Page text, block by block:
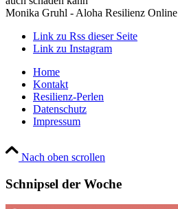
Monika Gruhl - Aloha Resilienz Online
Link zu Rss dieser Seite
Link zu Instagram
Home
Kontakt
Resilienz-Perlen
Datenschutz
Impressum
Nach oben scrollen
Schnipsel der Woche